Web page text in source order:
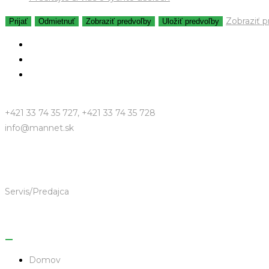
Prijať Odmietnuť Zobraziť predvoľby Uložiť predvoľby Zobraziť
+421 33 74 35 727, +421 33 74 35 728
info@mannet.sk
Servis/Predajca
Domov